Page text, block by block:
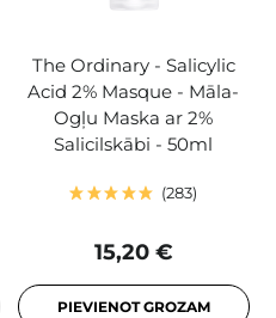
The Ordinary - Salicylic
Acid 2% Masque - Māla-
Ogļu Maska ​​ar 2%
Salicilskābi - 50ml
283
15,20 €
PIEVIENOT GROZAM